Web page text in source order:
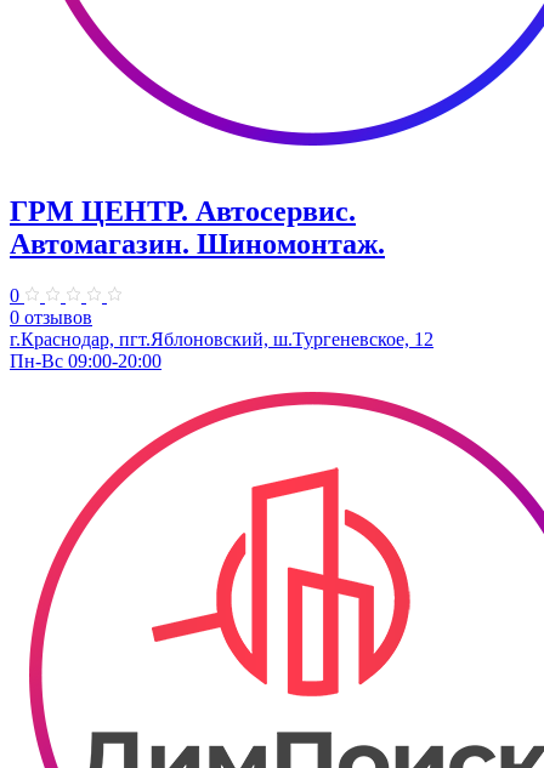
ГРМ ЦЕНТР. Автосервис.
Автомагазин. Шиномонтаж.
0
0 отзывов
г.Краснодар, пгт.Яблоновский, ш.Тургеневское, 12
Пн-Вс 09:00-20:00